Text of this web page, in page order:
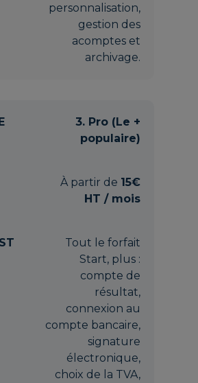
personnalisation,
gestion des
acomptes et
archivage.
3. Pro (Le +
populaire)
À partir de 15€
HT / mois
Tout le forfait
Start, plus :
compte de
résultat,
connexion au
compte bancaire,
signature
électronique,
choix de la TVA,